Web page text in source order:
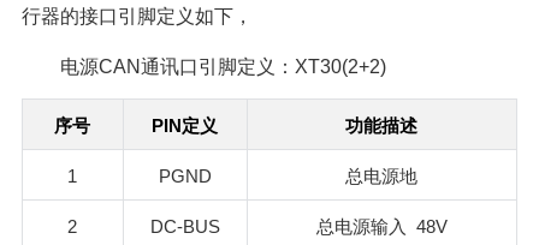
行器的接口引脚定义如下，
电源CAN通讯口引脚定义：XT30(2+2)
序号 PIN定义 功能描述
1 PGND 总电源地
2 DC-BUS 总电源输入 48V